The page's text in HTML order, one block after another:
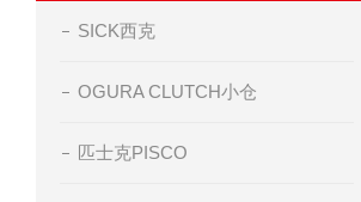
SICK西克
OGURA CLUTCH小仓
匹士克PISCO